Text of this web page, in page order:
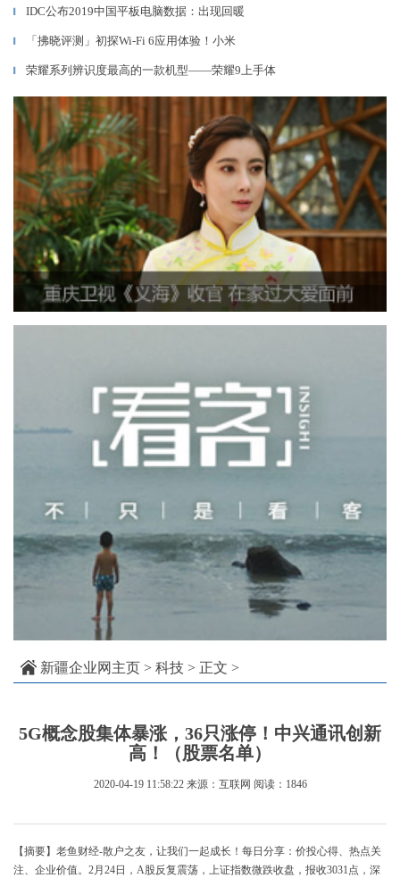
▎ IDC公布2019中国平板电脑数据：出现回暖
▎ 「拂晓评测」初探Wi-Fi 6应用体验！小米
▎ 荣耀系列辨识度最高的一款机型——荣耀9上手体
新疆企业网主页 > 科技 > 正文 >
5G概念股集体暴涨，36只涨停！中兴通讯创新
高！（股票名单）
2020-04-19 11:58:22 来源：互联网 阅读：1846
【摘要】老鱼财经-散户之友，让我们一起成长！每日分享：价投心得、热点关
注、企业价值。2月24日，A股反复震荡，上证指数微跌收盘，报收3031点，深